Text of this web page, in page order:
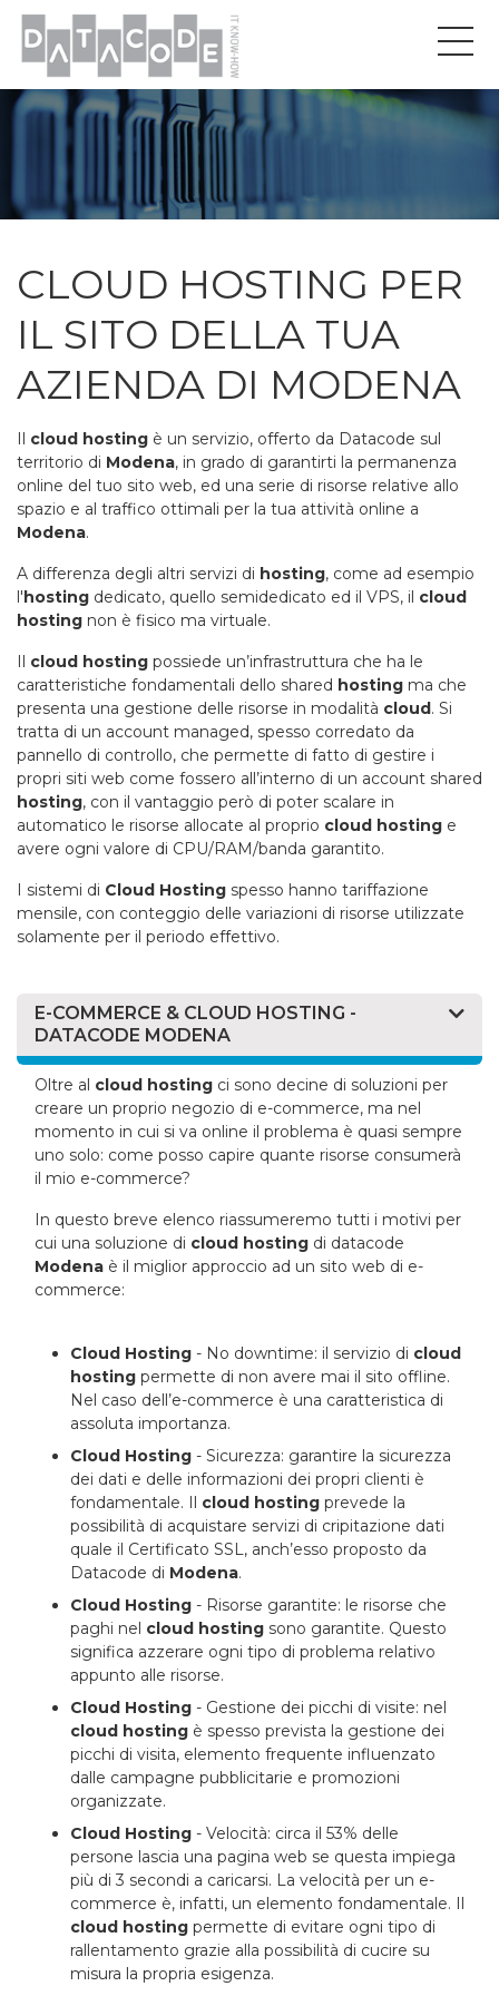
CLOUD HOSTING PER
IL SITO DELLA TUA
AZIENDA DI MODENA
Il cloud hosting è un servizio, offerto da Datacode sul
territorio di Modena, in grado di garantirti la permanenza
online del tuo sito web, ed una serie di risorse relative allo
spazio e al traffico ottimali per la tua attività online a
Modena.
A differenza degli altri servizi di hosting, come ad esempio
l'hosting dedicato, quello semidedicato ed il VPS, il cloud
hosting non è fisico ma virtuale.
Il cloud hosting possiede un’infrastruttura che ha le
caratteristiche fondamentali dello shared hosting ma che
presenta una gestione delle risorse in modalità cloud. Si
tratta di un account managed, spesso corredato da
pannello di controllo, che permette di fatto di gestire i
propri siti web come fossero all’interno di un account shared
hosting, con il vantaggio però di poter scalare in
automatico le risorse allocate al proprio cloud hosting e
avere ogni valore di CPU/RAM/banda garantito.
I sistemi di Cloud Hosting spesso hanno tariffazione
mensile, con conteggio delle variazioni di risorse utilizzate
solamente per il periodo effettivo.
E-COMMERCE & CLOUD HOSTING -
DATACODE MODENA
Oltre al cloud hosting ci sono decine di soluzioni per
creare un proprio negozio di e-commerce, ma nel
momento in cui si va online il problema è quasi sempre
uno solo: come posso capire quante risorse consumerà
il mio e-commerce?
In questo breve elenco riassumeremo tutti i motivi per
cui una soluzione di cloud hosting di datacode
Modena è il miglior approccio ad un sito web di e-
commerce:
Cloud Hosting - No downtime: il servizio di cloud
hosting permette di non avere mai il sito offline.
Nel caso dell’e-commerce è una caratteristica di
assoluta importanza.
Cloud Hosting - Sicurezza: garantire la sicurezza
dei dati e delle informazioni dei propri clienti è
fondamentale. Il cloud hosting prevede la
possibilità di acquistare servizi di cripitazione dati
quale il Certificato SSL, anch’esso proposto da
Datacode di Modena.
Cloud Hosting - Risorse garantite: le risorse che
paghi nel cloud hosting sono garantite. Questo
significa azzerare ogni tipo di problema relativo
appunto alle risorse.
Cloud Hosting - Gestione dei picchi di visite: nel
cloud hosting è spesso prevista la gestione dei
picchi di visita, elemento frequente influenzato
dalle campagne pubblicitarie e promozioni
organizzate.
Cloud Hosting - Velocità: circa il 53% delle
persone lascia una pagina web se questa impiega
più di 3 secondi a caricarsi. La velocità per un e-
commerce è, infatti, un elemento fondamentale. Il
cloud hosting permette di evitare ogni tipo di
rallentamento grazie alla possibilità di cucire su
misura la propria esigenza.